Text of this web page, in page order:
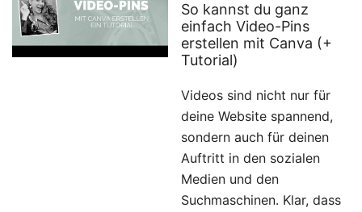
So kannst du ganz
einfach Video-Pins
erstellen mit Canva (+
Tutorial)
Videos sind nicht nur für
deine Website spannend,
sondern auch für deinen
Auftritt in den sozialen
Medien und den
Suchmaschinen. Klar, dass